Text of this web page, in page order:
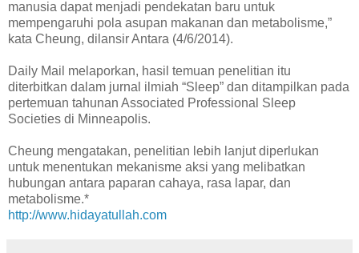
manusia dapat menjadi pendekatan baru untuk
mempengaruhi pola asupan makanan dan metabolisme,”
kata Cheung, dilansir Antara (4/6/2014).
Daily Mail melaporkan, hasil temuan penelitian itu
diterbitkan dalam jurnal ilmiah “Sleep” dan ditampilkan pada
pertemuan tahunan Associated Professional Sleep
Societies di Minneapolis.
Cheung mengatakan, penelitian lebih lanjut diperlukan
untuk menentukan mekanisme aksi yang melibatkan
hubungan antara paparan cahaya, rasa lapar, dan
metabolisme.*
http://www.hidayatullah.com